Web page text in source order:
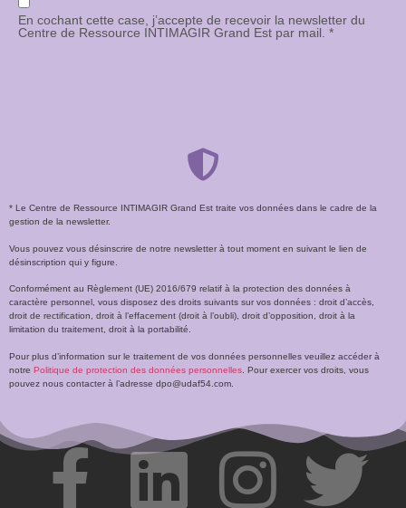
En cochant cette case, j’accepte de recevoir la newsletter du
Centre de Ressource INTIMAGIR Grand Est par mail. *
* Le Centre de Ressource INTIMAGIR Grand Est traite vos données dans le cadre de la
gestion de la newsletter.
Vous pouvez vous désinscrire de notre newsletter à tout moment en suivant le lien de
désinscription qui y figure.
Conformément au Règlement (UE) 2016/679 relatif à la protection des données à
caractère personnel, vous disposez des droits suivants sur vos données : droit d’accès,
droit de rectification, droit à l’effacement (droit à l’oubli), droit d’opposition, droit à la
limitation du traitement, droit à la portabilité.
Pour plus d’information sur le traitement de vos données personnelles veuillez accéder à
notre Politique de protection des données personnelles . Pour exercer vos droits, vous
pouvez nous contacter à l’adresse dpo@udaf54.com.